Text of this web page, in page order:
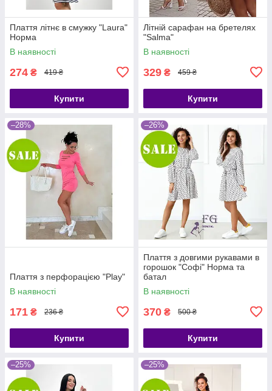
Плаття літнє в смужку "Laura"
Норма
В наявності
274 ₴ 419 ₴
Купити
Літній сарафан на бретелях
"Salma"
В наявності
329 ₴ 459 ₴
Купити
–28%
Плаття з перфорацією "Play"
В наявності
171 ₴ 236 ₴
Купити
–26%
Плаття з довгими рукавами в
горошок "Софі" Норма та
батал
В наявності
370 ₴ 500 ₴
Купити
–25% –25%